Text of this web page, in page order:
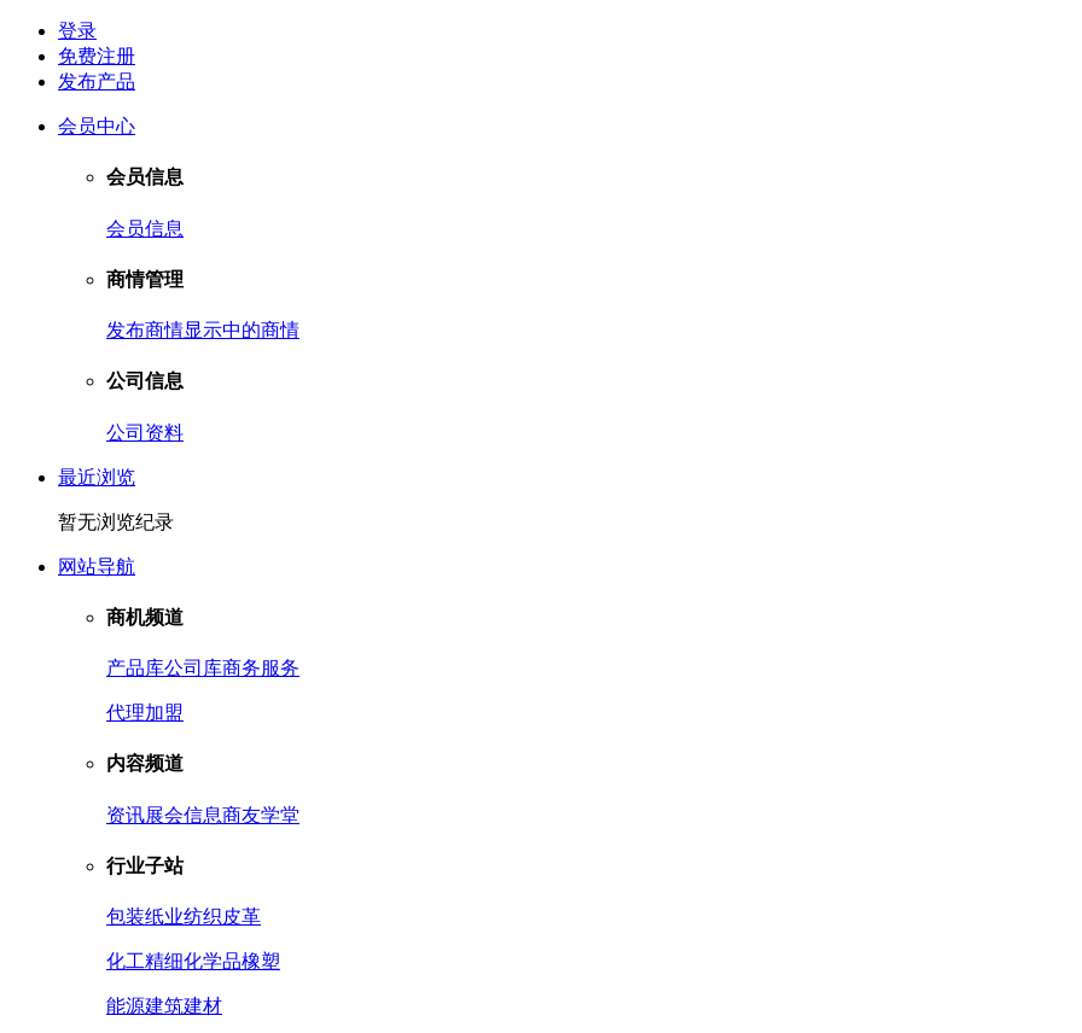
登录
免费注册
发布产品
会员中心
会员信息
会员信息
商情管理
发布商情显示中的商情
公司信息
公司资料
最近浏览
暂无浏览纪录
网站导航
商机频道
产品库公司库商务服务
代理加盟
内容频道
资讯展会信息商友学堂
行业子站
包装纸业纺织皮革
化工精细化学品橡塑
能源建筑建材